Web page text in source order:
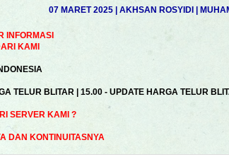
07 MARET 2025 | AKHSAN ROSYIDI |
INFORMASI
KAMI
TELUR BLITAR | 15.00 - UPDATE HARGA TELUR
SERVER KAMI ?
DAN KONTINUITASNYA